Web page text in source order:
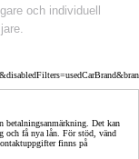
och individuell
betalningsanmärkning. Det kan
och få nya lån. För stöd, vänd
finns på